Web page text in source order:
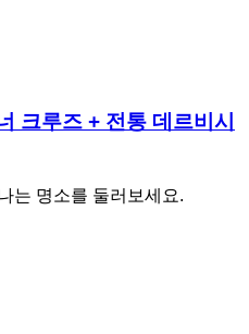
크루즈 + 전통 데르비시
는 명소를 둘러보세요.